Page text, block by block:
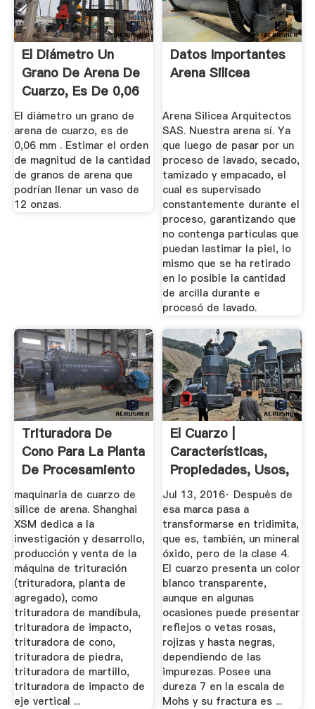
El Diámetro Un
Grano De Arena De
Cuarzo, Es De 0,06
Mm ...
El diámetro un grano de
arena de cuarzo, es de
0,06 mm . Estimar el orden
de magnitud de la cantidad
de granos de arena que
podrían llenar un vaso de
12 onzas.
Datos Importantes
Arena Silicea
Arena Silicea Arquitectos
SAS. Nuestra arena sí. Ya
que luego de pasar por un
proceso de lavado, secado,
tamizado y empacado, el
cual es supervisado
constantemente durante el
proceso, garantizando que
no contenga partículas que
puedan lastimar la piel, lo
mismo que se ha retirado
en lo posible la cantidad
de arcilla durante e
procesó de lavado.
Trituradora De
Cono Para La Planta
De Procesamiento
De ...
maquinaria de cuarzo de
silice de arena. Shanghai
XSM dedica a la
investigación y desarrollo,
producción y venta de la
máquina de trituración
(trituradora, planta de
agregado), como
trituradora de mandíbula,
trituradora de impacto,
trituradora de cono,
trituradora de piedra,
trituradora de martillo,
trituradora de impacto de
eje vertical ...
El Cuarzo |
Características,
Propiedades, Usos,
Origen
Jul 13, 2016· Después de
esa marca pasa a
transformarse en tridimita,
que es, también, un mineral
óxido, pero de la clase 4.
El cuarzo presenta un color
blanco transparente,
aunque en algunas
ocasiones puede presentar
reflejos o vetas rosas,
rojizas y hasta negras,
dependiendo de las
impurezas. Posee una
dureza 7 en la escala de
Mohs y su fractura es ...